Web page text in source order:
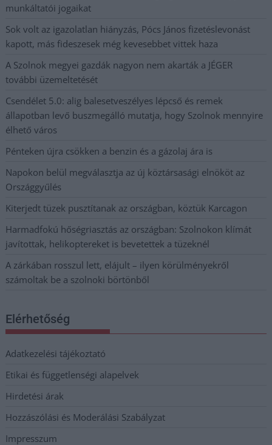
munkáltatói jogaikat
Sok volt az igazolatlan hiányzás, Pócs János fizetéslevonást
kapott, más fideszesek még kevesebbet vittek haza
A Szolnok megyei gazdák nagyon nem akarták a JÉGER
további üzemeltetését
Csendélet 5.0: alig balesetveszélyes lépcső és remek
állapotban levő buszmegálló mutatja, hogy Szolnok mennyire
élhető város
Pénteken újra csökken a benzin és a gázolaj ára is
Napokon belül megválasztja az új köztársasági elnököt az
Országgyűlés
Kiterjedt tüzek pusztítanak az országban, köztük Karcagon
Harmadfokú hőségriasztás az országban: Szolnokon klímát
javítottak, helikoptereket is bevetettek a tüzeknél
A zárkában rosszul lett, elájult – ilyen körülményekről
számoltak be a szolnoki börtönből
Elérhetőség
Adatkezelési tájékoztató
Etikai és függetlenségi alapelvek
Hirdetési árak
Hozzászólási és Moderálási Szabályzat
Impresszum